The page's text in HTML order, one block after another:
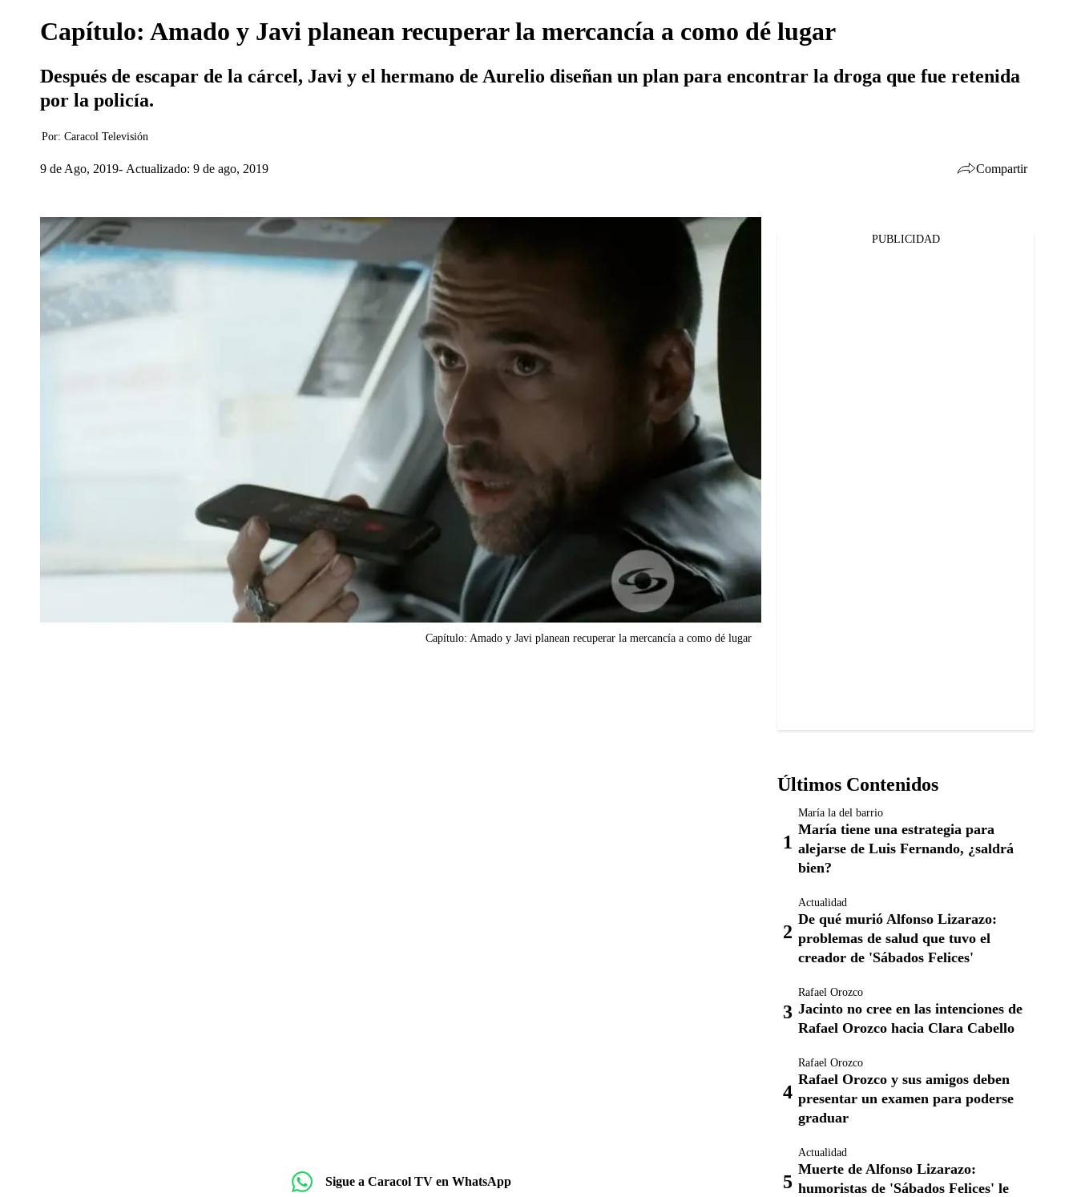
Capítulo: Amado y Javi planean recuperar la mercancía a como dé lugar
Después de escapar de la cárcel, Javi y el hermano de Aurelio diseñan un plan para encontrar la droga que fue retenida
por la policía.
Por: Caracol Televisión
9 de Ago, 2019 Actualizado: 9 de ago, 2019 Compartir
Capítulo: Amado y Javi planean recuperar la mercancía a como dé lugar
Sigue a Caracol TV en WhatsApp
PUBLICIDAD
Últimos Contenidos
María la del barrio
María tiene una estrategia para
alejarse de Luis Fernando, ¿saldrá
bien?
Actualidad
De qué murió Alfonso Lizarazo:
problemas de salud que tuvo el
creador de 'Sábados Felices'
Rafael Orozco
Jacinto no cree en las intenciones de
Rafael Orozco hacia Clara Cabello
Rafael Orozco
Rafael Orozco y sus amigos deben
presentar un examen para poderse
graduar
Actualidad
Muerte de Alfonso Lizarazo:
humoristas de 'Sábados Felices' le